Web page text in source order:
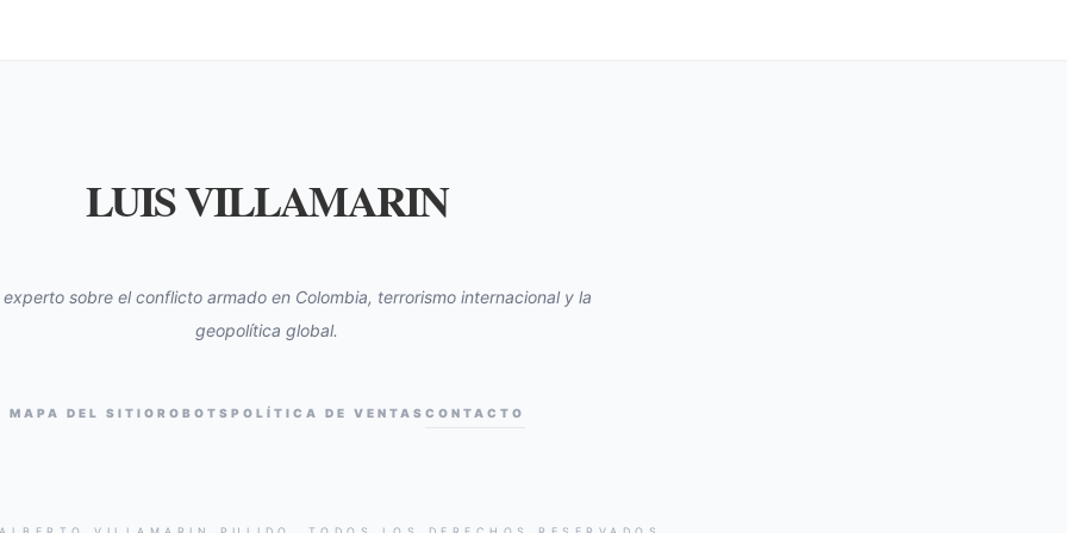
LUIS VILLAMARIN
experto sobre el conflicto armado en Colombia, terrorismo internacional y la
geopolítica global.
MAPA DEL SITIO ROBOTS POLÍTICA DE VENTAS CONTACTO